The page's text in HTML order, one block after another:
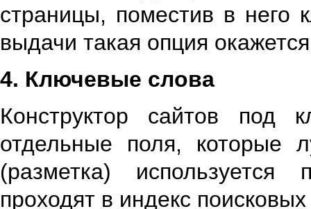
страницы, поместив в
выдачи такая опция
4. Ключевые слова
Конструктор сайтов под
отдельные поля, которые
(разметка)
проходят в индекс